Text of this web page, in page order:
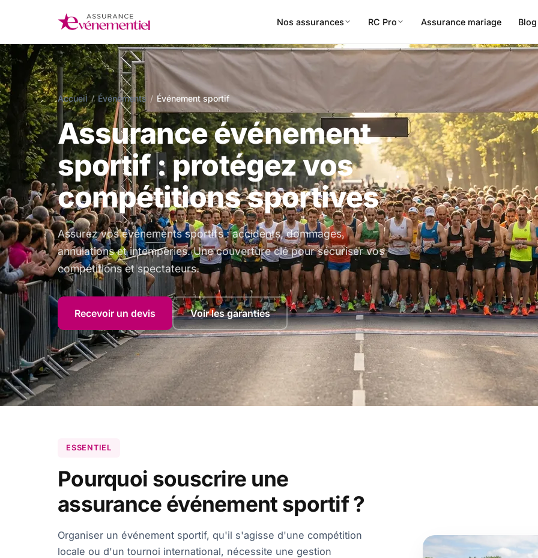
Nos assurances RC Pro Assurance mariage Blog
Accueil / Événements / Événement sportif
Assurance événement
sportif : protégez vos
compétitions sportives
Assurez vos événements sportifs : accidents, dommages,
annulations et intempéries. Une couverture clé pour sécuriser vos
compétitions et spectateurs.
Recevoir un devis Voir les garanties
ESSENTIEL
Pourquoi souscrire une
assurance événement sportif ?
Organiser un événement sportif, qu'il s'agisse d'une compétition
locale ou d'un tournoi international, nécessite une gestion